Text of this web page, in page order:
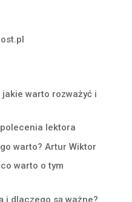
warto rozważyć i
lektora
warto? Artur Wiktor
warto o tym
i dlaczego są ważne?